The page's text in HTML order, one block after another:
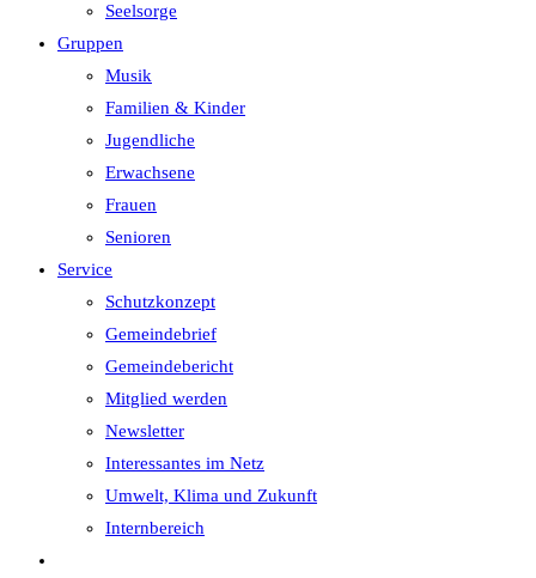
Seelsorge
Gruppen
Musik
Familien & Kinder
Jugendliche
Erwachsene
Frauen
Senioren
Service
Schutzkonzept
Gemeindebrief
Gemeindebericht
Mitglied werden
Newsletter
Interessantes im Netz
Umwelt, Klima und Zukunft
Internbereich